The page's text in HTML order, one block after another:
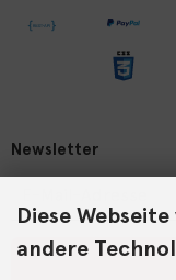
Newsletter
Diese
andere